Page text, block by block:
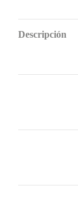
Descripción